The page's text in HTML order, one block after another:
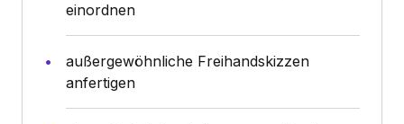
einordnen
außergewöhnliche Freihandskizzen
anfertigen